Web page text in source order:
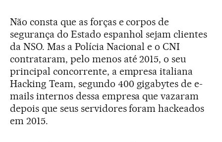
Não consta que as forças e corpos de
segurança do Estado espanhol sejam clientes
da NSO. Mas a Polícia Nacional e o CNI
contrataram, pelo menos até 2015, o seu
principal concorrente, a empresa italiana
Hacking Team, segundo 400 gigabytes de e-
mails internos dessa empresa que vazaram
depois que seus servidores foram hackeados
em 2015.